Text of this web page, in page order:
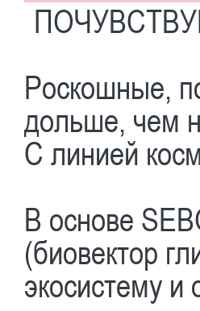
Роскошные,
дольше, чем
С линией
В основе
(биовектор
экосистему и